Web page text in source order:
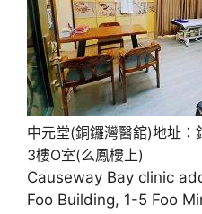
中元堂(銅鑼灣醫舘)地址
3樓O室(么鳳樓上)
Causeway Bay clinic
Foo Building, 1-5 Foo